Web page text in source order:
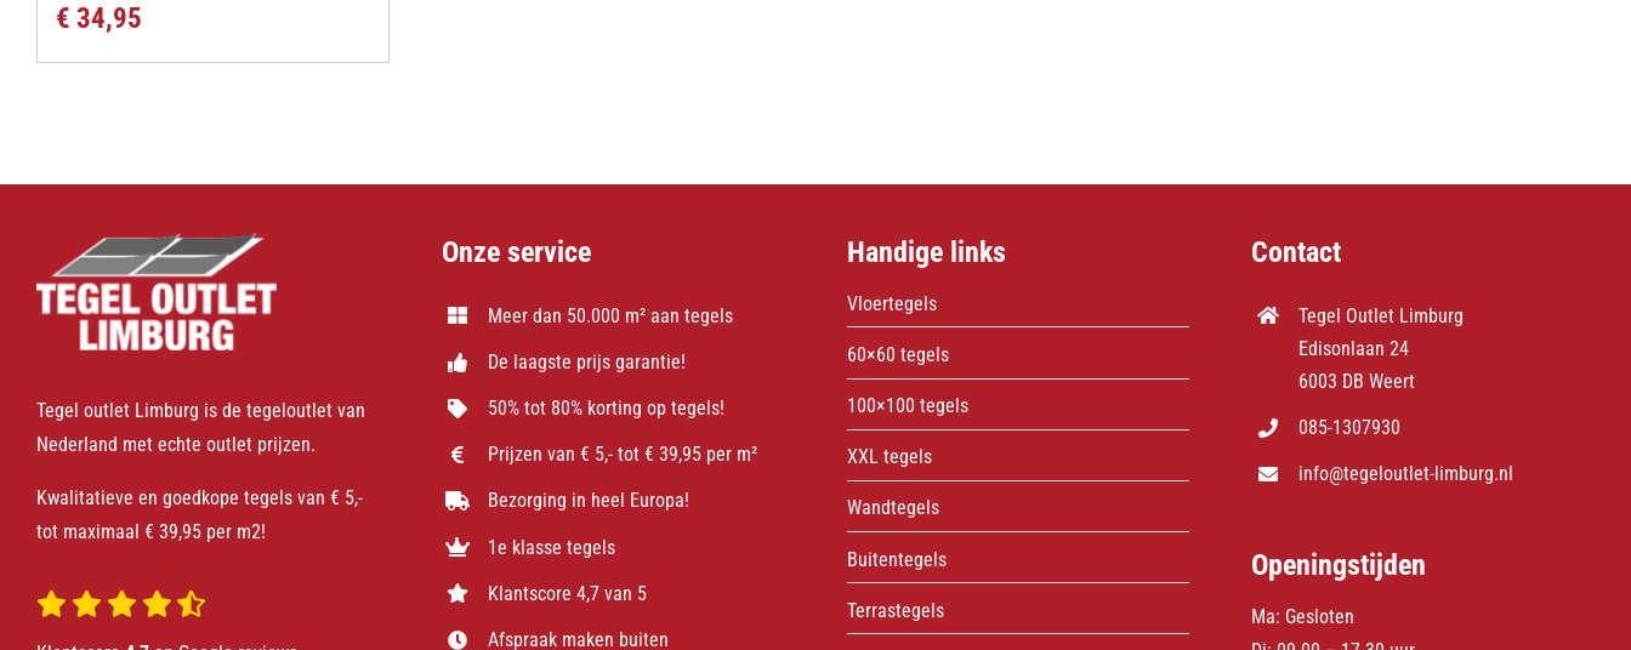
€ 34,95
Tegel outlet Limburg is de tegeloutlet van
Nederland met echte outlet prijzen.
Kwalitatieve en goedkope tegels van € 5,-
tot maximaal € 39,95 per m2!
Onze service
Meer dan 50.000 m² aan tegels
De laagste prijs garantie!
50% tot 80% korting op tegels!
Prijzen van € 5,- tot € 39,95 per m²
Bezorging in heel Europa!
1e klasse tegels
Klantscore 4,7 van 5
Afspraak maken buiten
Handige links
Vloertegels
60×60 tegels
100×100 tegels
XXL tegels
Wandtegels
Buitentegels
Terrastegels
Contact
Tegel Outlet Limburg
Edisonlaan 24
6003 DB Weert
085-1307930
info@tegeloutlet-limburg.nl
Openingstijden
Ma: Gesloten